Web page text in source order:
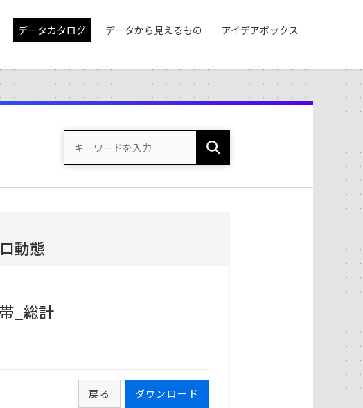
データカタログ データから見えるもの アイデアボックス
動態
_総計
ダウンロード
戻る